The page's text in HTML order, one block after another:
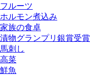
フルーツ
ホルモン煮込み
家族の食卓
漬物グランプリ銀賞受賞
馬刺し
高菜
鮮魚